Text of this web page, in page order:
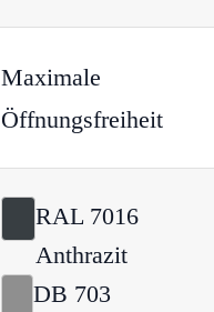
Maximale
Öffnungsfreiheit
RAL 7016
Anthrazit
DB 703